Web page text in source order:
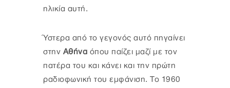
ηλικία αυτή.
Ύστερα από το γεγονός αυτό πηγαίνει
στην Αθήνα όπου παίζει μαζί με τον
πατέρα του και κάνει και την πρώτη
ραδιοφωνική του εμφάνιση. Το 1960